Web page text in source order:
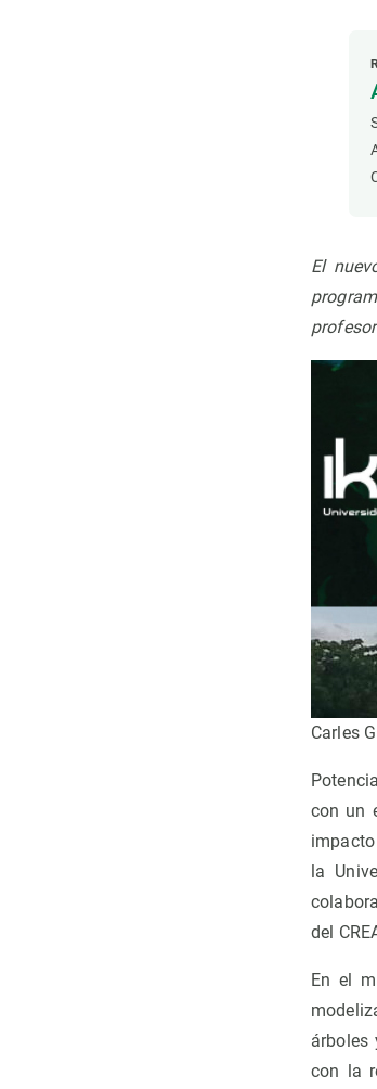
El
Carles
con un
la
del
En el
árboles
con la